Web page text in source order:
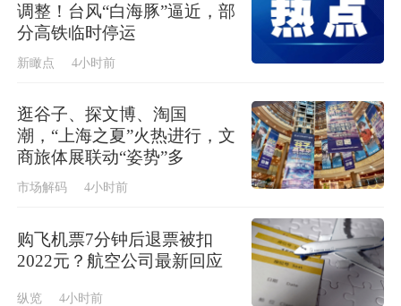
调整！台风“白海豚”逼近，部
分高铁临时停运
新瞰点 4小时前
逛谷子、探文博、淘国
潮，“上海之夏”火热进行，文
商旅体展联动“姿势”多
市场解码 4小时前
购飞机票7分钟后退票被扣
2022元？航空公司最新回应
纵览 4小时前